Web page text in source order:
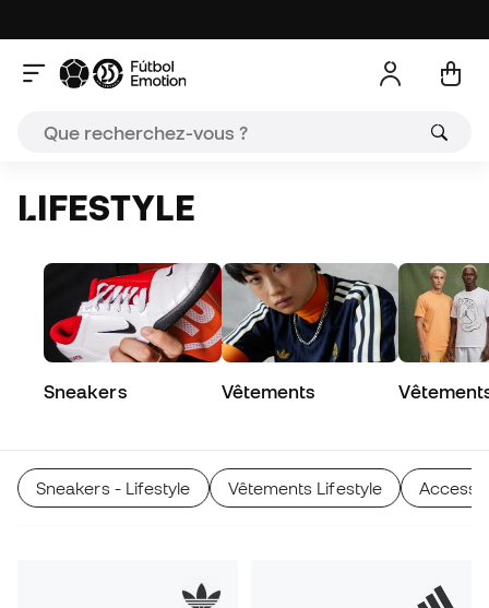
LIFESTYLE
Sneakers Vêtements
Sneakers - Lifestyle Vêtements Lifestyle